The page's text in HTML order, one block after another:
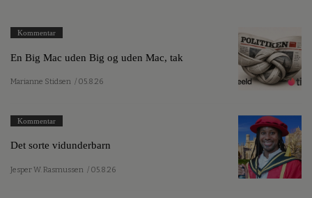
Kommentar
En Big Mac uden Big og uden Mac, tak
Marianne Stidsen / 05.8.26
Kommentar
Det sorte vidunderbarn
Jesper W. Rasmussen / 05.8.26